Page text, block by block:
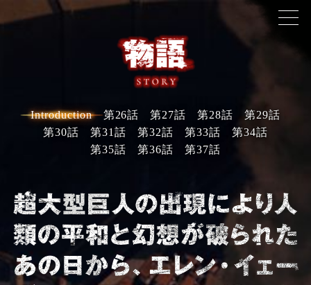
最新情報
スタッフ・キャスト
放送情報
キャラクター
音楽
Introduction 第26話 第27話 第28話
第29話
第30話
第31話 第32話 第33話
第34話
第35話
第36話 第37話